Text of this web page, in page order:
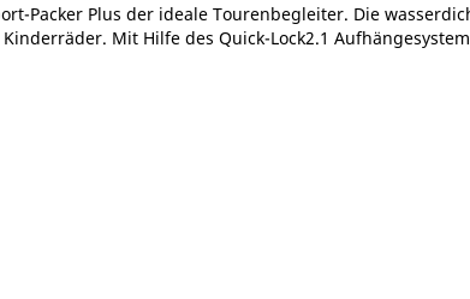
Packer Plus der ideale Tourenbegleiter. Die
Mit Hilfe des Quick-Lock2.1